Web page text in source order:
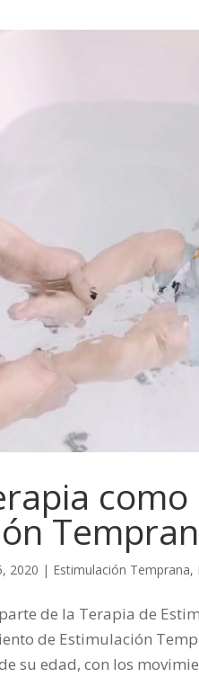
2020 | Estimulación Temprana,
de la Terapia de
de Estimulación
su edad, con los